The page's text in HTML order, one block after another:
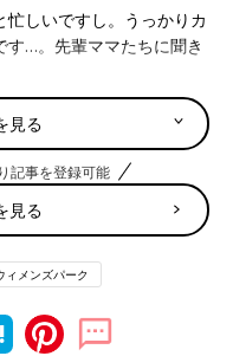
しいですし。うっかりカ
す…。先輩ママたちに聞き
た私ですが、子持ちになっ
車の鍵を紛失してしまいま
ちゃくちゃ怒られます」
い失くします。また探して
います。置き場を決めた
ると、やはり置けるとこ
「閉め忘れ」もあるあ
見る
記事を登録可能
見る
ィメンズパーク